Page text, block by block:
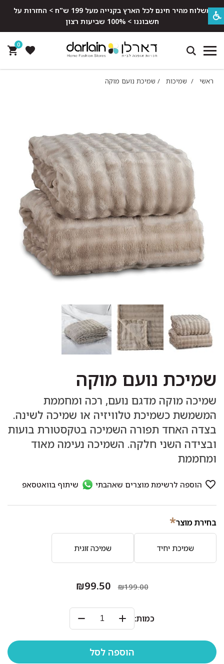
משלוח מהיר חינם לכל הארץ בקנייה מעל 199 ש"ח > החזרות על
חשבוננו > 100% שביעות רצון
0
ראשי / שמיכות / שמיכת נועם מוקה
שמיכת נועם מוקה
שמיכה מוקה מדגם נועם, רכה ומחממת
המשמשת כשמיכת טלוויזיה או שמיכה לשינה.
בצדה האחד תפורה השמיכה בטקסטורת בועות
ובצידה השני חלקה. השמיכה נעימה מאוד
ומחממת
בחירת מוצר*
שמיכת יחיד שמיכה זוגית
₪199.00
₪99.50
כמות: